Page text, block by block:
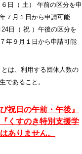
日（ 土） 午前の区分を申
月１日から申請可能
（ 祝 ）午後の区分を
９月１日から申請可能
は、利用する団体人数の
であること。
祝日の午前・午後』
くすのき特別支援学
ありません。